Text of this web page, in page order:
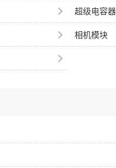
超级电容器
相机模块